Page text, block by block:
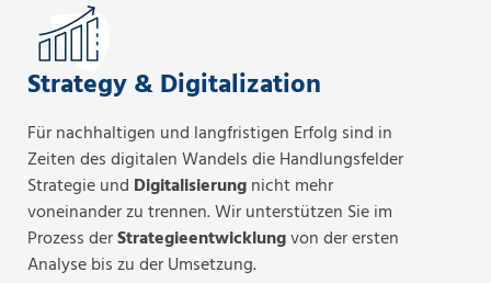
Strategy & Digitalization
Für nachhaltigen und langfristigen Erfolg sind in
Zeiten des digitalen Wandels die Handlungsfelder
Strategie und Digitalisierungnicht mehr
voneinander zu trennen. Wir unterstützen Sie im
Prozess derStrategieentwicklungvon der ersten
Analyse bis zu der Umsetzung.